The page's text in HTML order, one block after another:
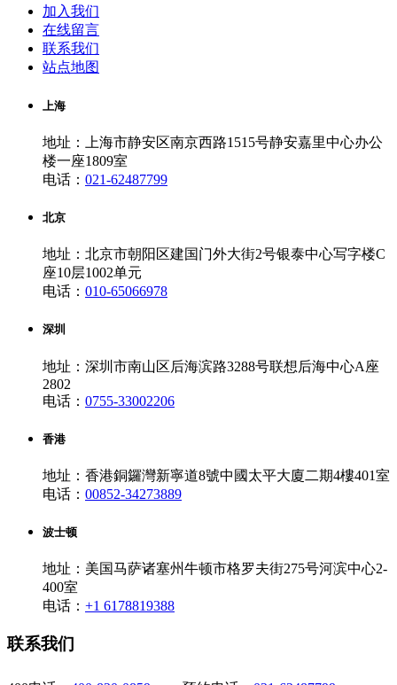
加入我们
在线留言
联系我们
站点地图
上海
地址：上海市静安区南京西路1515号静安嘉里中心办公
楼一座1809室
电话： 021-62487799
北京
地址：北京市朝阳区建国门外大街2号银泰中心写字楼C
座10层1002单元
电话： 010-65066978
深圳
地址：深圳市南山区后海滨路3288号联想后海中心A座
2802
电话： 0755-33002206
香港
地址：香港銅鑼灣新寧道8號中國太平大廈二期4樓401室
电话： 00852-34273889
波士顿
地址：美国马萨诸塞州牛顿市格罗夫街275号河滨中心2-
400室
电话： +1 6178819388
联系我们